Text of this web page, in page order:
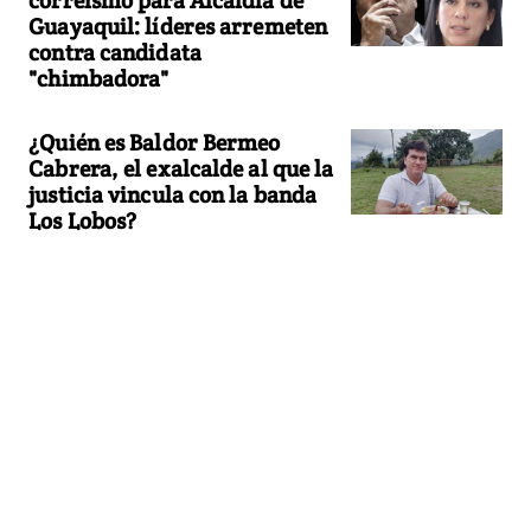
Guayaquil: líderes arremeten
contra candidata
"chimbadora"
¿Quién es Baldor Bermeo
Cabrera, el exalcalde al que la
justicia vincula con la banda
Los Lobos?